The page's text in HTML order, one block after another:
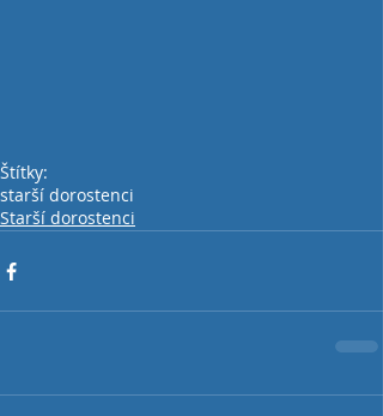
Štítky:
starší dorostenci
Starší dorostenci